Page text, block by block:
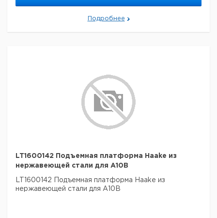
Подробнее
LT1600142 Подъемная платформа Haake из
нержавеющей стали для A10B
LT1600142 Подъемная платформа Haake из
нержавеющей стали для A10B